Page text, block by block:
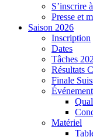
S’inscrire
Presse et
Saison 2026
Inscription
Dates
Tâches
Résultats
Finale
Matériel